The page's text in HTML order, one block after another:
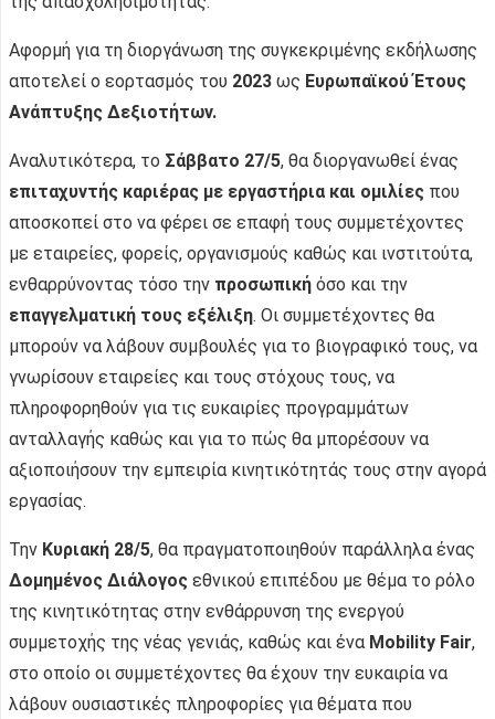
Αφορμή για τη διοργάνωση της συγκεκριμένης εκδήλωσης
αποτελεί ο εορτασμός του 2023 ως Ευρωπαϊκού Έτους
Ανάπτυξης Δεξιοτήτων.
Αναλυτικότερα, το Σάββατο 27/5, θα διοργανωθεί ένας
επιταχυντής καριέρας με εργαστήρια και ομιλίες που
αποσκοπεί στο να φέρει σε επαφή τους συμμετέχοντες
με εταιρείες, φορείς, οργανισμούς καθώς και ινστιτούτα,
ενθαρρύνοντας τόσο την προσωπική όσο και την
επαγγελματική τους εξέλιξη. Οι συμμετέχοντες θα
μπορούν να λάβουν συμβουλές για το βιογραφικό τους, να
γνωρίσουν εταιρείες και τους στόχους τους, να
πληροφορηθούν για τις ευκαιρίες προγραμμάτων
ανταλλαγής καθώς και για το πώς θα μπορέσουν να
αξιοποιήσουν την εμπειρία κινητικότητάς τους στην αγορά
εργασίας.
Την Κυριακή 28/5, θα πραγματοποιηθούν παράλληλα ένας
Δομημένος Διάλογος εθνικού επιπέδου με θέμα το ρόλο
της κινητικότητας στην ενθάρρυνση της ενεργού
συμμετοχής της νέας γενιάς, καθώς και ένα Mobility Fair,
στο οποίο οι συμμετέχοντες θα έχουν την ευκαιρία να
λάβουν ουσιαστικές πληροφορίες για θέματα που